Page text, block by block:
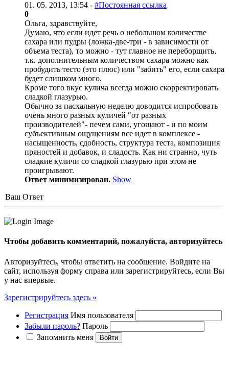
01. 05. 2013, 13:54 - #Постоянная ссылка
0
Ольга, здравствуйте,
Думаю, что если идет речь о небольшом количестве
сахара или пудры (ложка-две-три - в зависимости от
объема теста), то можно - тут главное не переборщить,
т.к. дополнительным количеством сахара можно как
пробудить тесто (это плюс) или "забить" его, если сахара
будет слишком много.
Кроме того вкус кулича всегда можно скорректировать
сладкой глазурью.
Обычно за пасхальную неделю доводится испробовать
очень много разных куличей "от разных
производителей"- печем сами, угощают - и по моим
субъективным ощущениям все идет в комплексе -
насыщенность, сдобность, структура теста, композиция
пряностей и добавок, и сладость. Как ни странно, чуть
сладкие куличи со сладкой глазурью при этом не
проигрывают.
Ответ минимизирован. Show
Ваш Ответ
Чтобы добавить комментарий, пожалуйста, авторизуйтесь
Авторизуйтесь, чтобы ответить на сообшение. Войдите на
сайт, используя форму справа или зарегистрируйтесь, если Вы
у нас впервые.
Зарегистрируйтесь здесь »
Регистрация Имя пользователя
Забыли пароль? Пароль
Запомнить меня